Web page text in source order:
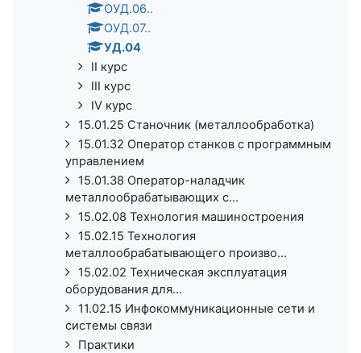
ОУД.06..
ОУД.07..
УД.04
II курс
III курс
IV курс
15.01.25 Станочник (металлообработка)
15.01.32 Оператор станков с программным
управлением
15.01.38 Оператор-наладчик
металлообрабатывающих с...
15.02.08 Технология машиностроения
15.02.15 Технология
металлообрабатывающего произво...
15.02.02 Техническая эксплуатация
оборудования для...
11.02.15 Инфокоммуникационные сети и
системы связи
Практики